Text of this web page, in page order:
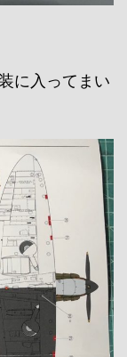
に入ってまい